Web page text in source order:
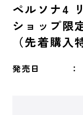
ペルソナ4
ショップ限
（先着購入
発売日